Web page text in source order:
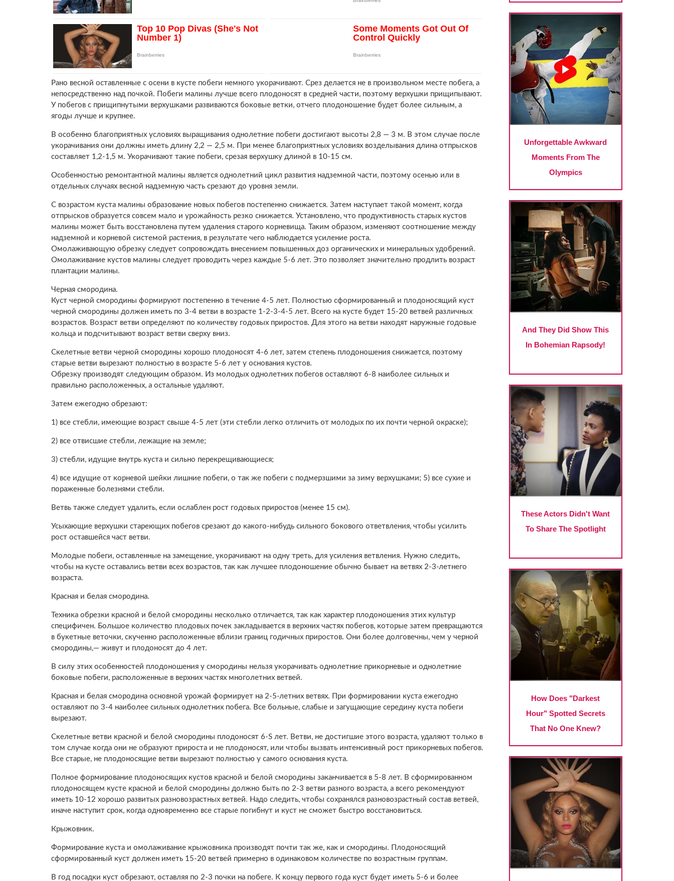
Рано весной оставленные с осени в кусте побеги немного укорачивают. Срез делается не в произвольном месте побега, а
непосредственно над почкой. Побеги малины лучше всего плодоносят в средней части, поэтому верхушки прищипывают.
У побегов с прищипнутыми верхушками развиваются боковые ветки, отчего плодоношение будет более сильным, а
ягоды лучше и крупнее.
В особенно благоприятных условиях выращивания однолетние побеги достигают высоты 2,8 — 3 м. В этом случае после
укорачивания они должны иметь длину 2,2 — 2,5 м. При менее благоприятных условиях возделывания длина отпрысков
составляет 1,2-1,5 м. Укорачивают такие побеги, срезая верхушку длиной в 10-15 см.
Особенностью ремонтантной малины является однолетний цикл развития надземной части, поэтому осенью или в
отдельных случаях весной надземную часть срезают до уровня земли.
С возрастом куста малины образование новых побегов постепенно снижается. Затем наступает такой момент, когда
отпрысков образуется совсем мало и урожайность резко снижается. Установлено, что продуктивность старых кустов
малины может быть восстановлена путем удаления старого корневища. Таким образом, изменяют соотношение между
надземной и корневой системой растения, в результате чего наблюдается усиление роста.
Омолаживающую обрезку следует сопровождать внесением повышенных доз органических и минеральных удобрений.
Омолаживание кустов малины следует проводить через каждые 5-6 лет. Это позволяет значительно продлить возраст
плантации малины.
Черная смородина.
Куст черной смородины формируют постепенно в течение 4-5 лет. Полностью сформированный и плодоносящий куст
черной смородины должен иметь по 3-4 ветви в возрасте 1-2-3-4-5 лет. Всего на кусте будет 15-20 ветвей различных
возрастов. Возраст ветви определяют по количеству годовых приростов. Для этого на ветви находят наружные годовые
кольца и подсчитывают возраст ветви сверху вниз.
Скелетные ветви черной смородины хорошо плодоносят 4-6 лет, затем степень плодоношения снижается, поэтому
старые ветви вырезают полностью в возрасте 5-6 лет у основания кустов.
Обрезку производят следующим образом. Из молодых однолетних побегов оставляют 6-8 наиболее сильных и
правильно расположенных, а остальные удаляют.
Затем ежегодно обрезают:
1) все стебли, имеющие возраст свыше 4-5 лет (эти стебли легко отличить от молодых по их почти черной окраске);
2) все отвисшие стебли, лежащие на земле;
3) стебли, идущие внутрь куста и сильно перекрещивающиеся;
4) все идущие от корневой шейки лишние побеги, о так же побеги с подмерзшими за зиму верхушками; 5) все сухие и
пораженные болезнями стебли.
Ветвь также следует удалить, если ослаблен рост годовых приростов (менее 15 см).
Усыхающие верхушки стареющих побегов срезают до какого-нибудь сильного бокового ответвления, чтобы усилить
рост оставшейся част ветви.
Молодые побеги, оставленные на замещение, укорачивают на одну треть, для усиления ветвления. Нужно следить,
чтобы на кусте оставались ветви всех возрастов, так как лучшее плодоношение обычно бывает на ветвях 2-3-летнего
возраста.
Красная и белая смородина.
Техника обрезки красной и белой смородины несколько отличается, так как характер плодоношения этих культур
специфичен. Большое количество плодовых почек закладывается в верхних частях побегов, которые затем превращаются
в букетные веточки, скученно расположенные вблизи границ годичных приростов. Они более долговечны, чем у черной
смородины,— живут и плодоносят до 4 лет.
В силу этих особенностей плодоношения у смородины нельзя укорачивать однолетние прикорневые и однолетние
боковые побеги, расположенные в верхних частях многолетних ветвей.
Красная и белая смородина основной урожай формирует на 2-5-летних ветвях. При формировании куста ежегодно
оставляют по 3-4 наиболее сильных однолетних побега. Все больные, слабые и загущающие середину куста побеги
вырезают.
Скелетные ветви красной и белой смородины плодоносят 6-S лет. Ветви, не достигшие этого возраста, удаляют только в
том случае когда они не образуют прироста и не плодоносят, или чтобы вызвать интенсивный рост прикорневых побегов.
Все старые, не плодоносящие ветви вырезают полностью у самого основания куста.
Полное формирование плодоносящих кустов красной и белой смородины заканчивается в 5-8 лет. В сформированном
плодоносящем кусте красной и белой смородины должно быть по 2-3 ветви разного возраста, а всего рекомендуют
иметь 10-12 хорошо развитых разновозрастных ветвей. Надо следить, чтобы сохранялся разновозрастный состав ветвей,
иначе наступит срок, когда одновременно все старые погибнут и куст не сможет быстро восстановиться.
Крыжовник.
Формирование куста и омолаживание крыжовника производят почти так же, как и смородины. Плодоносящий
сформированный куст должен иметь 15-20 ветвей примерно в одинаковом количестве по возрастным группам.
В год посадки куст обрезают, оставляя по 2-3 почки на побеге. К концу первого года куст будет иметь 5-6 и более